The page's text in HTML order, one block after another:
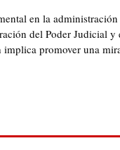
en la
del Poder Judicial
promover una